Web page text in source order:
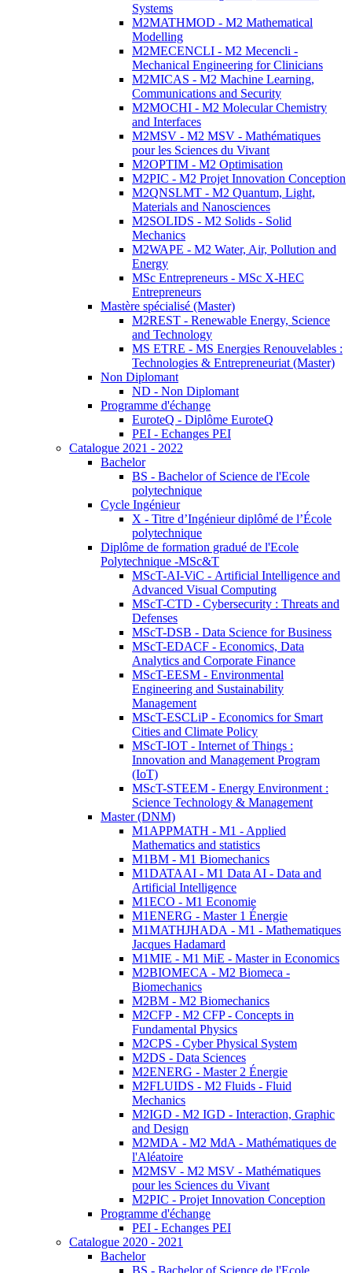
Systems
M2MATHMOD - M2 Mathematical
Modelling
M2MECENCLI - M2 Mecencli -
Mechanical Engineering for Clinicians
M2MICAS - M2 Machine Learning,
Communications and Security
M2MOCHI - M2 Molecular Chemistry
and Interfaces
M2MSV - M2 MSV - Mathématiques
pour les Sciences du Vivant
M2OPTIM - M2 Optimisation
M2PIC - M2 Projet Innovation Conception
M2QNSLMT - M2 Quantum, Light,
Materials and Nanosciences
M2SOLIDS - M2 Solids - Solid
Mechanics
M2WAPE - M2 Water, Air, Pollution and
Energy
MSc Entrepreneurs - MSc X-HEC
Entrepreneurs
Mastère spécialisé (Master)
M2REST - Renewable Energy, Science
and Technology
MS ETRE - MS Energies Renouvelables :
Technologies & Entrepreneuriat (Master)
Non Diplomant
ND - Non Diplomant
Programme d'échange
EuroteQ - Diplôme EuroteQ
PEI - Echanges PEI
Catalogue 2021 - 2022
Bachelor
BS - Bachelor of Science de l'Ecole
polytechnique
Cycle Ingénieur
X - Titre d’Ingénieur diplômé de l’École
polytechnique
Diplôme de formation gradué de l'Ecole
Polytechnique -MSc&T
MScT-AI-ViC - Artificial Intelligence and
Advanced Visual Computing
MScT-CTD - Cybersecurity : Threats and
Defenses
MScT-DSB - Data Science for Business
MScT-EDACF - Economics, Data
Analytics and Corporate Finance
MScT-EESM - Environmental
Engineering and Sustainability
Management
MScT-ESCLiP - Economics for Smart
Cities and Climate Policy
MScT-IOT - Internet of Things :
Innovation and Management Program
(IoT)
MScT-STEEM - Energy Environment :
Science Technology & Management
Master (DNM)
M1APPMATH - M1 - Applied
Mathematics and statistics
M1BM - M1 Biomechanics
M1DATAAI - M1 Data AI - Data and
Artificial Intelligence
M1ECO - M1 Economie
M1ENERG - Master 1 Énergie
M1MATHJHADA - M1 - Mathematiques
Jacques Hadamard
M1MIE - M1 MiE - Master in Economics
M2BIOMECA - M2 Biomeca -
Biomechanics
M2BM - M2 Biomechanics
M2CFP - M2 CFP - Concepts in
Fundamental Physics
M2CPS - Cyber Physical System
M2DS - Data Sciences
M2ENERG - Master 2 Énergie
M2FLUIDS - M2 Fluids - Fluid
Mechanics
M2IGD - M2 IGD - Interaction, Graphic
and Design
M2MDA - M2 MdA - Mathématiques de
l'Aléatoire
M2MSV - M2 MSV - Mathématiques
pour les Sciences du Vivant
M2PIC - Projet Innovation Conception
Programme d'échange
PEI - Echanges PEI
Catalogue 2020 - 2021
Bachelor
BS - Bachelor of Science de l'Ecole